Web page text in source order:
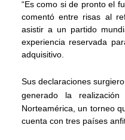
“Es como si de pronto el
comentó entre risas al
asistir a un partido
experiencia reservada
adquisitivo.
Sus declaraciones
generado la
Norteamérica, un torneo
cuenta con tres países